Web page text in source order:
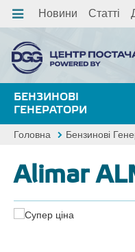
Новини Статті
БЕНЗИНОВІ
ГЕНЕРАТОРИ
Головна Бензинові
Alimar